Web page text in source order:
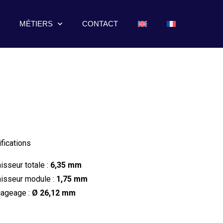
MÉTIERS CONTACT
totale : 6,35 mm
module : 1,75 mm
: Ø 26,12 mm